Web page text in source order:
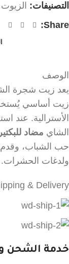
التصنيفات:
Share:
الوصف
يعد زيت شجرة
زيت أساسي
الأسترالية. عند
الشاي مضاد
حب الشباب، وقدم
ولدغات الحشرات.
& Delivery
خدمة الشحن